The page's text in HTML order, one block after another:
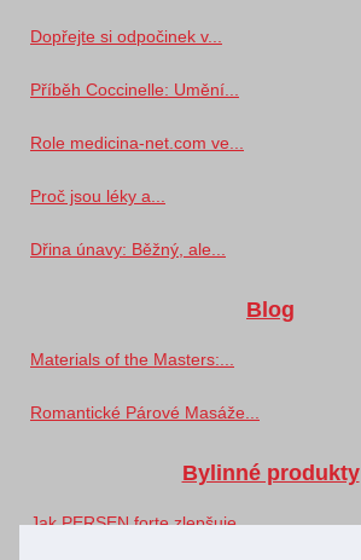
Dopřejte si odpočinek v...
Příběh Coccinelle: Umění...
Role medicina-net.com ve...
Proč jsou léky a...
Dřina únavy: Běžný, ale...
Blog
Materials of the Masters:...
Romantické Párové Masáže...
Bylinné produkty
Jak PERSEN forte zlepšuje...